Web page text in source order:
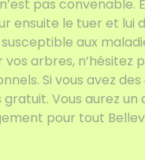
pas convenable.
ensuite le tuer et lui
aux
arbres, n’hésitez
Si vous avez
Vous aurez un
pour tout